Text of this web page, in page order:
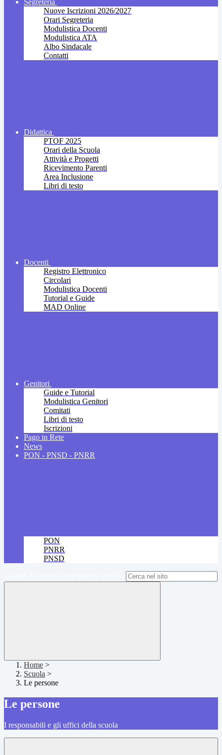
Segreteria
Nuove Iscrizioni 2026/2027
Orari Segreteria
Modulistica Docenti
Modulistica ATA
Albo Sindacale
Contatti
Didattica
PTOF 2025
Orari della Scuola
Attività e Progetti
Ricevimento Parenti
Area Inclusione
Libri di testo
Docenti
Registro Elettronico
Circolari
Modulistica Docenti
Tutorial e Guide
MAD Online
Genitori
Guide e Tutorial
Modulistica Genitori
Comitati
Libri di testo
Iscrizioni
Pago in Rete
News
PON - PNSD - PNRR
PON
PNRR
PNSD
Home >
Scuola >
Le persone
Le persone
I responsabili e gli uffici della scuola